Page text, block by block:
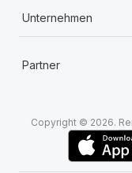
Unternehmen
Partner
Copyright © 2026.